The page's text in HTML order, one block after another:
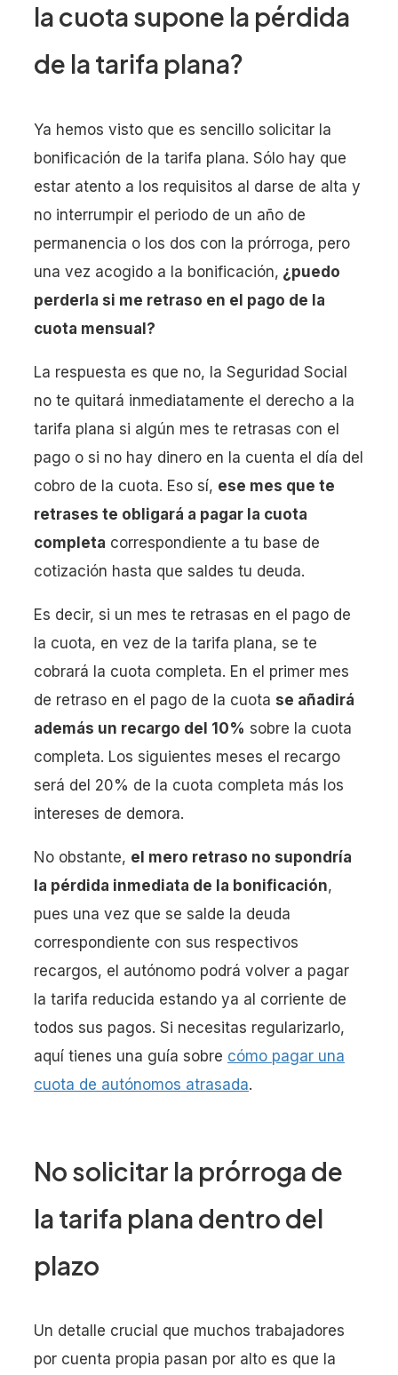
la cuota supone la pérdida
de la tarifa plana?
Ya hemos visto que es sencillo solicitar la
bonificación de la tarifa plana. Sólo hay que
estar atento a los requisitos al darse de alta y
no interrumpir el periodo de un año de
permanencia o los dos con la prórroga, pero
una vez acogido a la bonificación, ¿puedo
perderla si me retraso en el pago de la
cuota mensual?
La respuesta es que no, la Seguridad Social
no te quitará inmediatamente el derecho a la
tarifa plana si algún mes te retrasas con el
pago o si no hay dinero en la cuenta el día del
cobro de la cuota. Eso sí, ese mes que te
retrases te obligará a pagar la cuota
completa correspondiente a tu base de
cotización hasta que saldes tu deuda.
Es decir, si un mes te retrasas en el pago de
la cuota, en vez de la tarifa plana, se te
cobrará la cuota completa. En el primer mes
de retraso en el pago de la cuota se añadirá
además un recargo del 10% sobre la cuota
completa. Los siguientes meses el recargo
será del 20% de la cuota completa más los
intereses de demora.
No obstante, el mero retraso no supondría
la pérdida inmediata de la bonificación,
pues una vez que se salde la deuda
correspondiente con sus respectivos
recargos, el autónomo podrá volver a pagar
la tarifa reducida estando ya al corriente de
todos sus pagos. Si necesitas regularizarlo,
aquí tienes una guía sobre cómo pagar una
cuota de autónomos atrasada.
No solicitar la prórroga de
la tarifa plana dentro del
plazo
Un detalle crucial que muchos trabajadores
por cuenta propia pasan por alto es que la